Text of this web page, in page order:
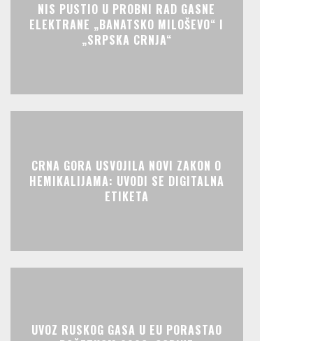
NIS PUSTIO U PROBNI RAD GASNE
ELEKTRANE „BANATSKO MILOŠEVO“ I
„SRPSKA CRNJA“
CRNA GORA USVOJILA NOVI ZAKON O
HEMIKALIJAMA: UVODI SE DIGITALNA
ETIKETA
UVOZ RUSKOG GASA U EU PORASTAO